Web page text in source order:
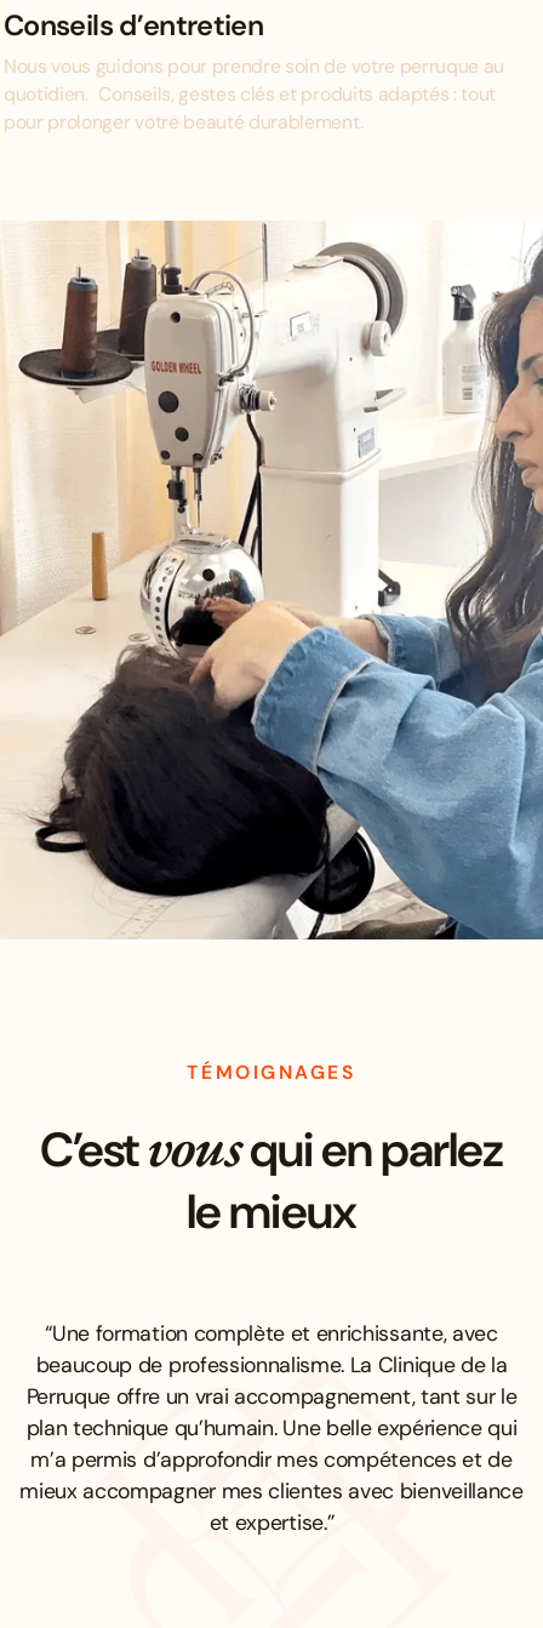
Conseils d’entretien
Nous vous guidons pour prendre soin de votre perruque au
quotidien. Conseils, gestes clés et produits adaptés : tout
pour prolonger votre beauté durablement.
TÉMOIGNAGES
C’estvousqui en parlez
le mieux
“Une formation complète et enrichissante, avec
beaucoup de professionnalisme. La Clinique de la
Perruque offre un vrai accompagnement, tant sur le
plan technique qu’humain. Une belle expérience qui
m’a permis d’approfondir mes compétences et de
mieux accompagner mes clientes avec bienveillance
et expertise.”